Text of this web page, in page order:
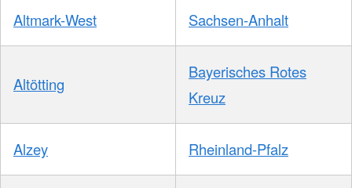
Altmark-West Sachsen-Anhalt
Altötting
Bayerisches Rotes
Kreuz
Alzey Rheinland-Pfalz